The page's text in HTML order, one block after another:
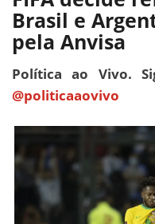
Brasil e
pela Anvisa
Política ao Vivo.
@politicaaovivo